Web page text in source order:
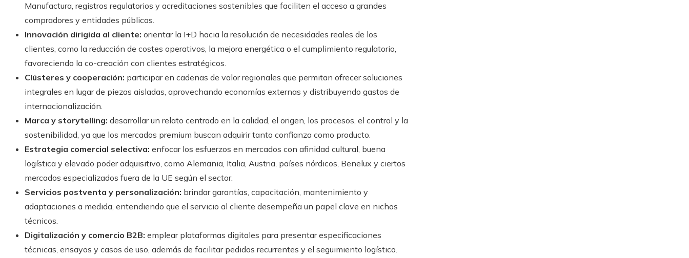
Manufactura, registros regulatorios y acreditaciones sostenibles que faciliten el acceso a grandes
compradores y entidades públicas.
Innovación dirigida al cliente: orientar la I+D hacia la resolución de necesidades reales de los
clientes, como la reducción de costes operativos, la mejora energética o el cumplimiento regulatorio,
favoreciendo la co-creación con clientes estratégicos.
Clústeres y cooperación: participar en cadenas de valor regionales que permitan ofrecer soluciones
integrales en lugar de piezas aisladas, aprovechando economías externas y distribuyendo gastos de
internacionalización.
Marca y storytelling: desarrollar un relato centrado en la calidad, el origen, los procesos, el control y la
sostenibilidad, ya que los mercados premium buscan adquirir tanto confianza como producto.
Estrategia comercial selectiva: enfocar los esfuerzos en mercados con afinidad cultural, buena
logística y elevado poder adquisitivo, como Alemania, Italia, Austria, países nórdicos, Benelux y ciertos
mercados especializados fuera de la UE según el sector.
Servicios postventa y personalización: brindar garantías, capacitación, mantenimiento y
adaptaciones a medida, entendiendo que el servicio al cliente desempeña un papel clave en nichos
técnicos.
Digitalización y comercio B2B: emplear plataformas digitales para presentar especificaciones
técnicas, ensayos y casos de uso, además de facilitar pedidos recurrentes y el seguimiento logístico.